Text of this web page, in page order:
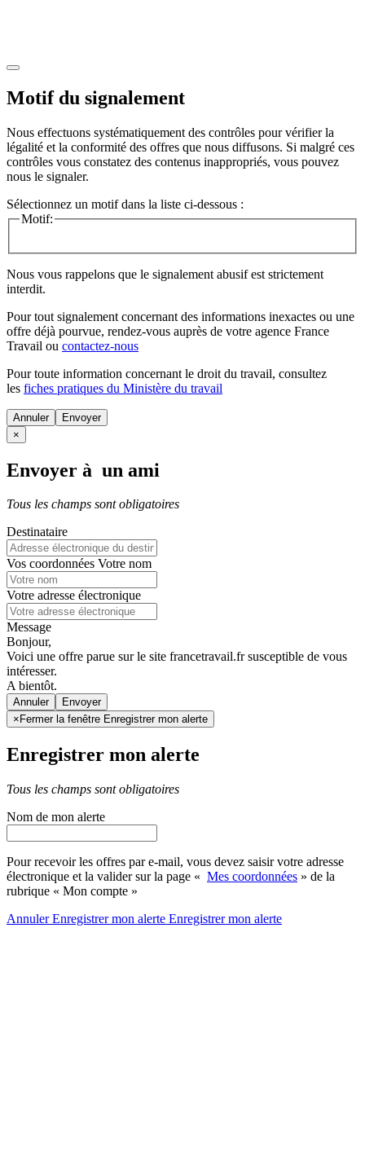
Motif du signalement
Nous effectuons systématiquement des contrôles pour vérifier la
légalité et la conformité des offres que nous diffusons. Si malgré ces
contrôles vous constatez des contenus inappropriés, vous pouvez
nous le signaler.
Sélectionnez un motif dans la liste ci-dessous :
Motif:
Nous vous rappelons que le signalement abusif est strictement
interdit.
Pour tout signalement concernant des informations inexactes ou une
offre déjà pourvue, rendez-vous auprès de votre agence France
Travail ou contactez-nous
Pour toute information concernant le droit du travail, consultez
les fiches pratiques du Ministère du travail
Annuler
×
Envoyer à un ami
Tous les champs sont obligatoires
Destinataire
Vos coordonnées Votre nom
Votre adresse électronique
Message
Bonjour,
Voici une offre parue sur le site francetravail.fr susceptible de vous
intéresser.
A bientôt.
Annuler
× Fermer la fenêtre Enregistrer mon alerte
Enregistrer mon alerte
Tous les champs sont obligatoires
Nom de mon alerte
Pour recevoir les offres par e-mail, vous devez saisir votre adresse
électronique et la valider sur la page « Mes coordonnées » de la
rubrique « Mon compte »
AnnulerEnregistrer mon alerte Enregistrermon alerte